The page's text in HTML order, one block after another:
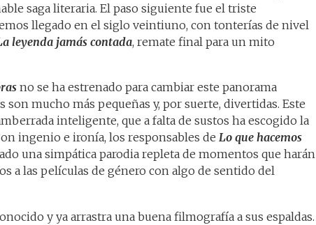
saga literaria. El paso siguiente fue el triste
llegado en el siglo veintiuno, con tonterías de nivel
leyenda jamás contada, remate final para un mito
no se ha estrenado para cambiar este panorama
son mucho más pequeñas y, por suerte, divertidas. Este
inteligente, que a falta de sustos ha escogido la
ingenio e ironía, los responsables de Lo que hacemos
una simpática parodia repleta de momentos que harán
a las películas de género con algo de sentido del
y ya arrastra una buena filmografía a sus espaldas.